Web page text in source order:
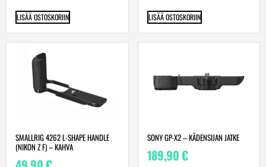
LISÄÄ OSTOSKORIIN LISÄÄ OSTOSKORIIN
SMALLRIG 4262 L-SHAPE HANDLE
(NIKON Z F) – KAHVA
SONY GP-X2 – KÄDENSIJAN JATKE
189,90€